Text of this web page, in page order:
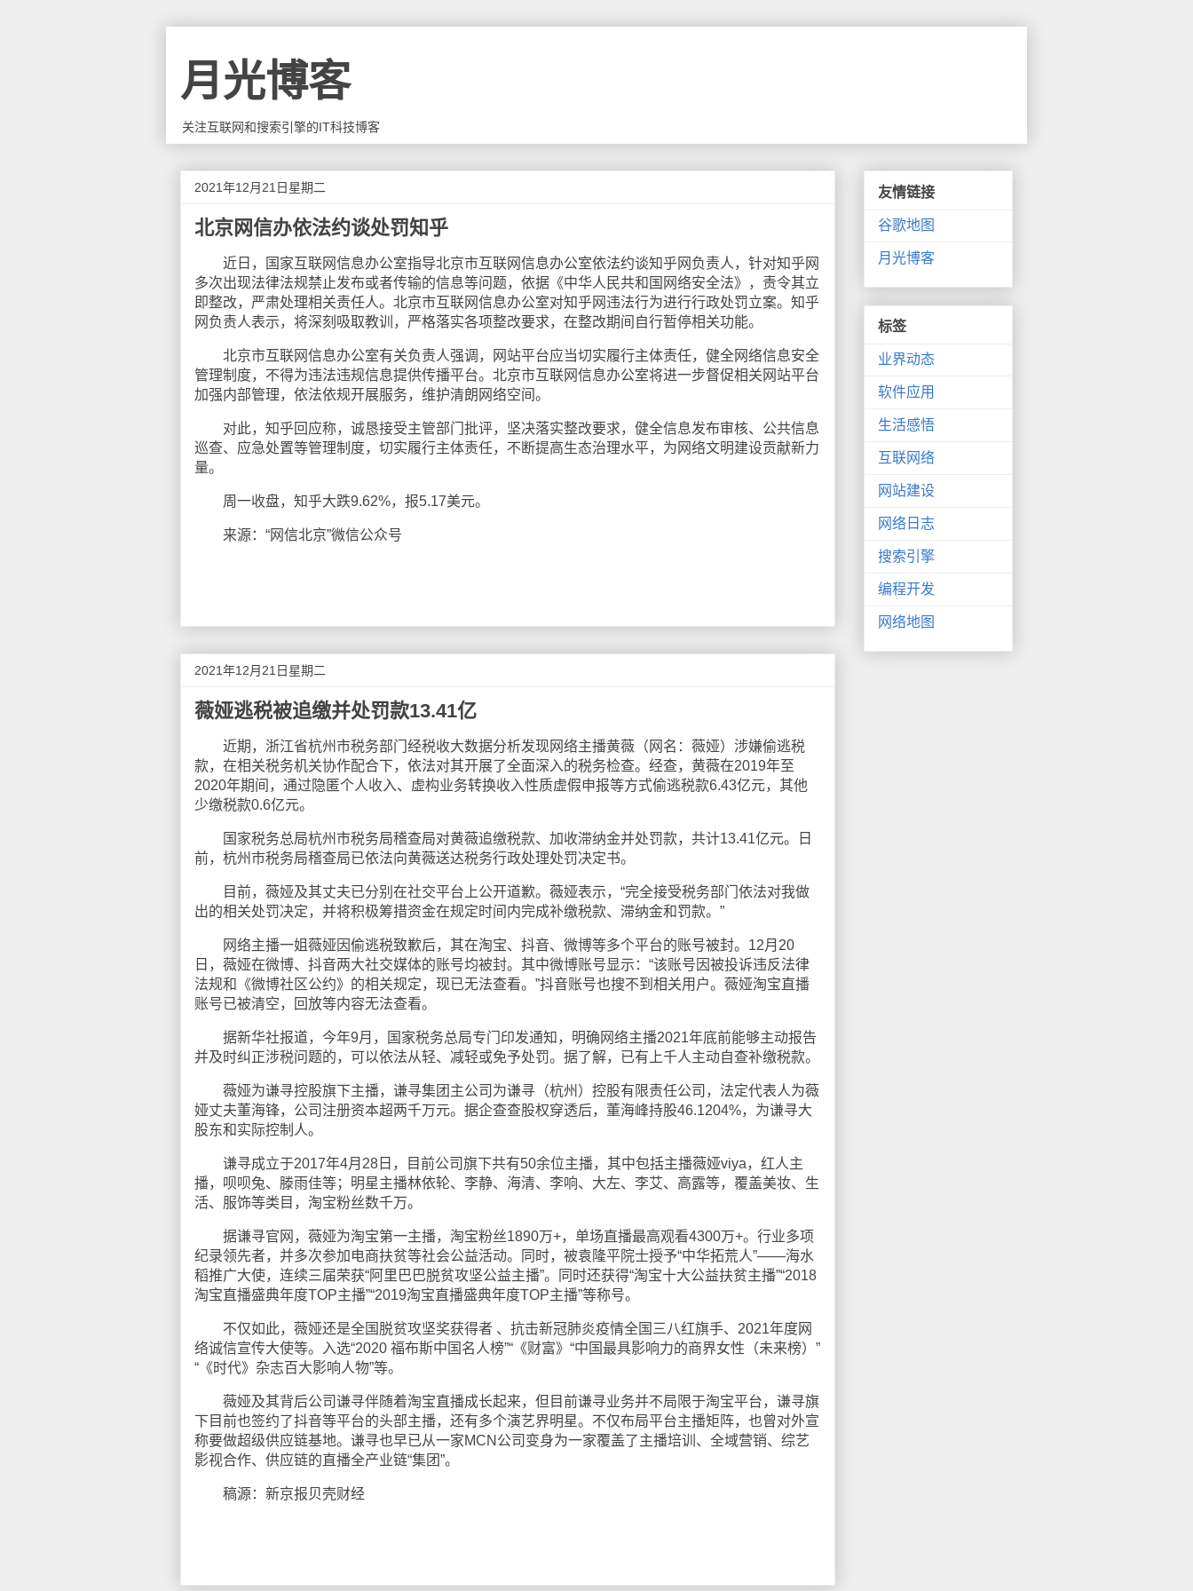
月光博客
关注互联网和搜索引擎的IT科技博客
2021年12月21日星期二
北京网信办依法约谈处罚知乎
近日，国家互联网信息办公室指导北京市互联网信息办公室依法约谈知乎网负责人，针对知乎网
多次出现法律法规禁止发布或者传输的信息等问题，依据《中华人民共和国网络安全法》，责令其立
即整改，严肃处理相关责任人。北京市互联网信息办公室对知乎网违法行为进行行政处罚立案。知乎
网负责人表示，将深刻吸取教训，严格落实各项整改要求，在整改期间自行暂停相关功能。
北京市互联网信息办公室有关负责人强调，网站平台应当切实履行主体责任，健全网络信息安全
管理制度，不得为违法违规信息提供传播平台。北京市互联网信息办公室将进一步督促相关网站平台
加强内部管理，依法依规开展服务，维护清朗网络空间。
对此，知乎回应称，诚恳接受主管部门批评，坚决落实整改要求，健全信息发布审核、公共信息
巡查、应急处置等管理制度，切实履行主体责任，不断提高生态治理水平，为网络文明建设贡献新力
量。
周一收盘，知乎大跌9.62%，报5.17美元。
来源：“网信北京”微信公众号
2021年12月21日星期二
薇娅逃税被追缴并处罚款13.41亿
近期，浙江省杭州市税务部门经税收大数据分析发现网络主播黄薇（网名：薇娅）涉嫌偷逃税
款，在相关税务机关协作配合下，依法对其开展了全面深入的税务检查。经查，黄薇在2019年至
2020年期间，通过隐匿个人收入、虚构业务转换收入性质虚假申报等方式偷逃税款6.43亿元，其他
少缴税款0.6亿元。
国家税务总局杭州市税务局稽查局对黄薇追缴税款、加收滞纳金并处罚款，共计13.41亿元。日
前，杭州市税务局稽查局已依法向黄薇送达税务行政处理处罚决定书。
目前，薇娅及其丈夫已分别在社交平台上公开道歉。薇娅表示，“完全接受税务部门依法对我做
出的相关处罚决定，并将积极筹措资金在规定时间内完成补缴税款、滞纳金和罚款。”
网络主播一姐薇娅因偷逃税致歉后，其在淘宝、抖音、微博等多个平台的账号被封。12月20
日，薇娅在微博、抖音两大社交媒体的账号均被封。其中微博账号显示：“该账号因被投诉违反法律
法规和《微博社区公约》的相关规定，现已无法查看。”抖音账号也搜不到相关用户。薇娅淘宝直播
账号已被清空，回放等内容无法查看。
据新华社报道，今年9月，国家税务总局专门印发通知，明确网络主播2021年底前能够主动报告
并及时纠正涉税问题的，可以依法从轻、减轻或免予处罚。据了解，已有上千人主动自查补缴税款。
薇娅为谦寻控股旗下主播，谦寻集团主公司为谦寻（杭州）控股有限责任公司，法定代表人为薇
娅丈夫董海锋，公司注册资本超两千万元。据企查查股权穿透后，董海峰持股46.1204%，为谦寻大
股东和实际控制人。
谦寻成立于2017年4月28日，目前公司旗下共有50余位主播，其中包括主播薇娅viya，红人主
播，呗呗兔、滕雨佳等；明星主播林依轮、李静、海清、李响、大左、李艾、高露等，覆盖美妆、生
活、服饰等类目，淘宝粉丝数千万。
据谦寻官网，薇娅为淘宝第一主播，淘宝粉丝1890万+，单场直播最高观看4300万+。行业多项
纪录领先者，并多次参加电商扶贫等社会公益活动。同时，被袁隆平院士授予“中华拓荒人”——海水
稻推广大使，连续三届荣获“阿里巴巴脱贫攻坚公益主播”。同时还获得“淘宝十大公益扶贫主播”“2018
淘宝直播盛典年度TOP主播”“2019淘宝直播盛典年度TOP主播”等称号。
不仅如此，薇娅还是全国脱贫攻坚奖获得者 、抗击新冠肺炎疫情全国三八红旗手、2021年度网
络诚信宣传大使等。入选“2020 福布斯中国名人榜”“《财富》“中国最具影响力的商界女性（未来榜）”
“《时代》杂志百大影响人物”等。
薇娅及其背后公司谦寻伴随着淘宝直播成长起来，但目前谦寻业务并不局限于淘宝平台，谦寻旗
下目前也签约了抖音等平台的头部主播，还有多个演艺界明星。不仅布局平台主播矩阵，也曾对外宣
称要做超级供应链基地。谦寻也早已从一家MCN公司变身为一家覆盖了主播培训、全域营销、综艺
影视合作、供应链的直播全产业链“集团”。
稿源：新京报贝壳财经
友情链接
谷歌地图
月光博客
标签
业界动态
软件应用
生活感悟
互联网络
网站建设
网络日志
搜索引擎
编程开发
网络地图